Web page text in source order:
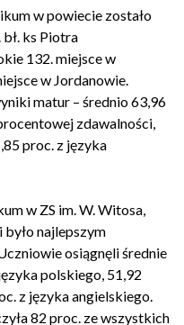
w powiecie zostało
bł. ks Piotra
132. miejsce w
w Jordanowie.
matur – średnio 63,96
zdawalności,
proc. z języka
w ZS im. W. Witosa,
było najlepszym
osiągnęli średnie
polskiego, 51,92
z języka angielskiego.
82 proc. ze wszystkich